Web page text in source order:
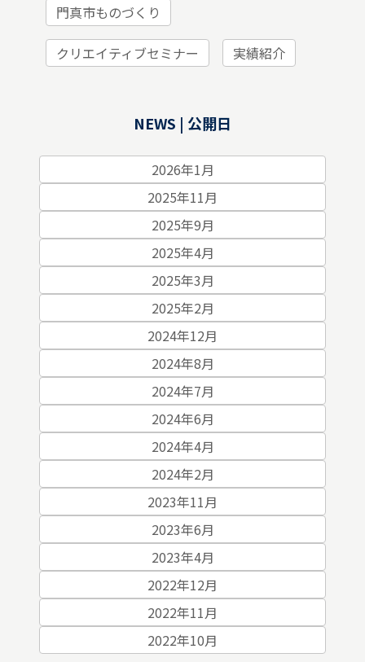
門真市ものづくり
クリエイティブセミナー 実績紹介
NEWS | 公開日
2026年1月
2025年11月
2025年9月
2025年4月
2025年3月
2025年2月
2024年12月
2024年8月
2024年7月
2024年6月
2024年4月
2024年2月
2023年11月
2023年6月
2023年4月
2022年12月
2022年11月
2022年10月